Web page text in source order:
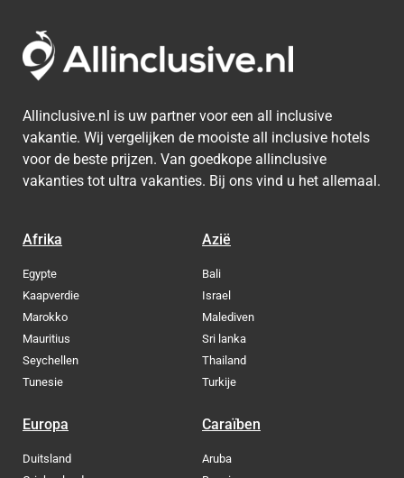
Allinclusive.nl is uw partner voor een all inclusive
vakantie. Wij vergelijken de mooiste all inclusive hotels
voor de beste prijzen. Van goedkope allinclusive
vakanties tot ultra vakanties. Bij ons vind u het allemaal.
Afrika
Egypte
Kaapverdie
Marokko
Mauritius
Seychellen
Tunesie
Azië
Bali
Israel
Malediven
Sri lanka
Thailand
Turkije
Europa
Duitsland
Caraïben
Aruba